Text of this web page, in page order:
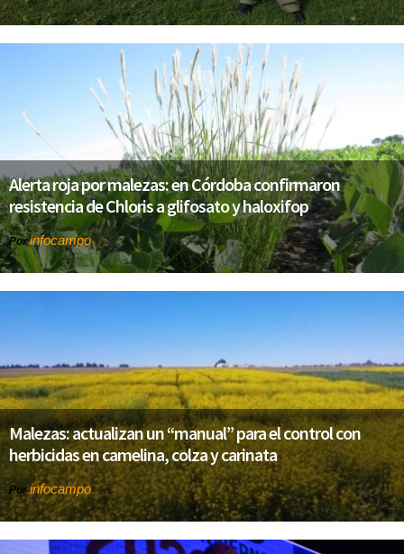
Alerta roja por malezas: en Córdoba confirmaron
resistencia de Chloris a glifosato y haloxifop
Porinfocampo
Malezas: actualizan un “manual” para el control con
herbicidas en camelina, colza y carinata
Porinfocampo